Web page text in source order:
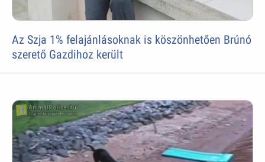
Az Szja 1% felajánlásoknak is köszönhetően Brúnó
szerető Gazdihoz került